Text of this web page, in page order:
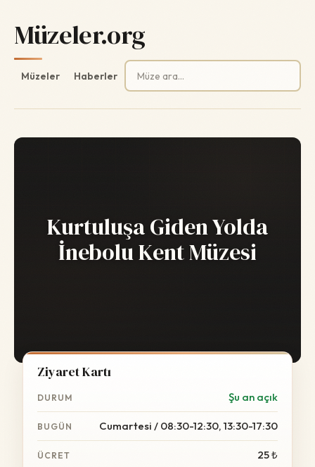
Müzeler.org
Müzeler Haberler
Arama:
Kurtuluşa Giden Yolda
İnebolu Kent Müzesi
Ziyaret Kartı
DURUM Şu an açık
BUGÜN Cumartesi / 08:30-12:30, 13:30-17:30
ÜCRET 25 ₺